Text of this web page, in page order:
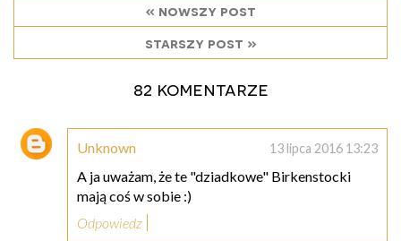
« nowszy post
starszy post »
82 komentarze
Unknown 13 lipca 2016 13:23
A ja uważam, że te "dziadkowe" Birkenstocki
mają coś w sobie :)
Odpowiedz